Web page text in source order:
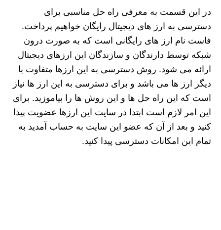
در این قسمت به معرفی راه حل مناسبی برای
دسترسی به ارز های دیجیتال رایگان خواهیم پرداخت.
فاست نام ارز های رایگانی است که به صورت درون‌
شبکه توسط دارندگان و سازندگان این ارزهای دیجیتال
ارائه می شود. روش دسترسی به این ارزها متفاوت با
دیگر ارز ها می باشد و برای دسترسی به این ارز ها نیاز
است که این راه حل ها و این روش ها را بیاموزید. برای
این امر لازم است ابتدا در سایت این ارزها عضویت پیدا
کنید و بعد از آن که عضو این سایت به حساب آمدید به
تمام این امکانات دسترسی پیدا کنید.